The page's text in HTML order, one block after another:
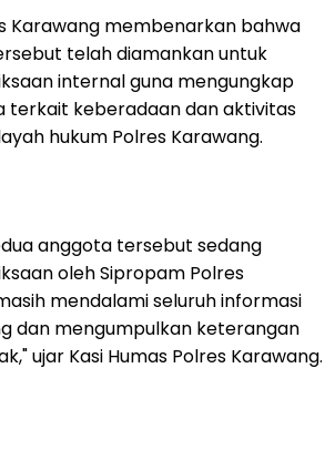
Karawang membenarkan bahwa
telah diamankan untuk
internal guna mengungkap
terkait keberadaan dan aktivitas
hukum Polres Karawang.
anggota tersebut sedang
oleh Sipropam Polres
mendalami seluruh informasi
dan mengumpulkan keterangan
ujar Kasi Humas Polres Karawang.